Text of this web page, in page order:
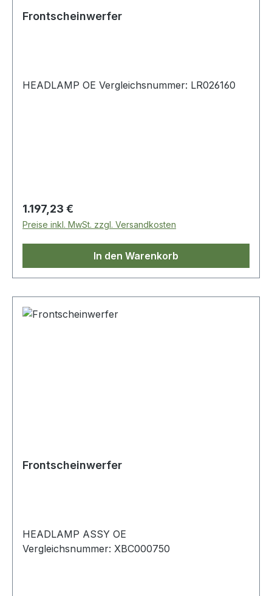
Frontscheinwerfer
HEADLAMP OE Vergleichsnummer: LR026160
Regulärer Preis:
1.197,23 €
Preise inkl. MwSt. zzgl. Versandkosten
In den Warenkorb
Frontscheinwerfer
HEADLAMP ASSY OE
Vergleichsnummer: XBC000750